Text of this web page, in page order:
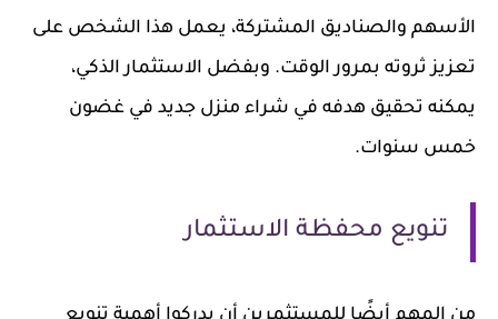
الأسهم والصناديق المشتركة، يعمل هذا الشخص على
تعزيز ثروته بمرور الوقت. وبفضل الاستثمار الذكي،
يمكنه تحقيق هدفه في شراء منزل جديد في غضون
خمس سنوات.
تنويع محفظة الاستثمار